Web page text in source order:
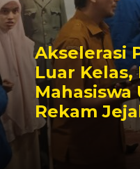
Akselerasi
Luar Kelas,
Mahasiswa
Rekam